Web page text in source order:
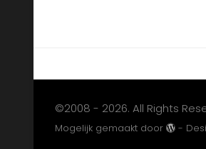
©2008 - 2026. All Rights
Mogelijk gemaakt door -